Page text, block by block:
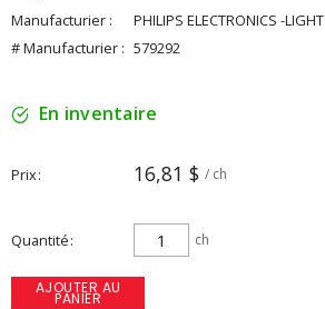
Manufacturier :
PHILIPS ELECTRONICS -LIGHT
# Manufacturier : 579292
En inventaire
Prix 16,81 $ / ch
Quantité ch
AJOUTER AU
PANIER